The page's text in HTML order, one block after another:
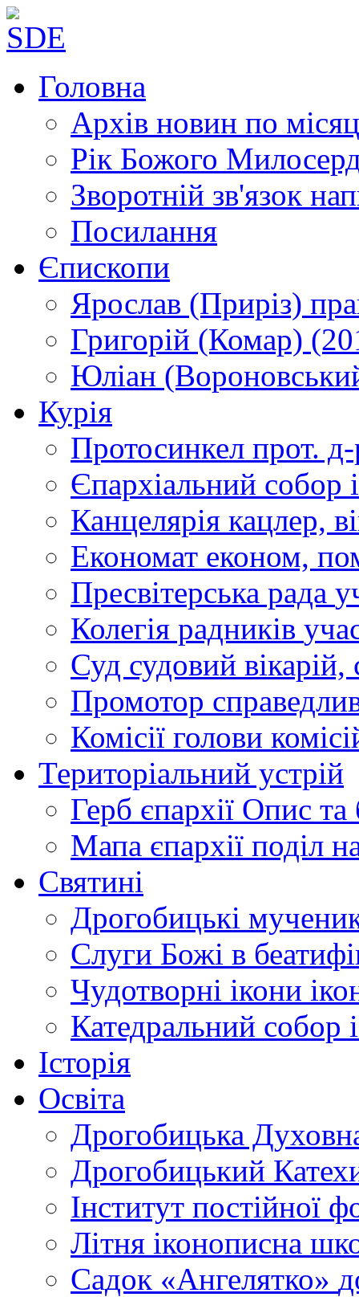
Головна
Архів новин по
Рік Божого
Зворотній зв'язок
Посилання
Єпископи
Ярослав (Приріз)
Григорій (Комар)
Юліан
Курія
Протосинкел прот.
Єпархіальний собор
Канцелярія кацлер,
Економат економ,
Пресвітерська рада
Колегія радників
Суд судовий вікарій,
Промотор
Комісії голови
Територіальний устрій
Герб єпархії Опис та
Мапа єпархії поділ
Святині
Дрогобицькі
Слуги Божі в
Чудотворні ікони
Катедральний собор
Історія
Освіта
Дрогобицька
Дрогобицький
Інститут постійної
Літня іконописна
Садок «Ангелятко»